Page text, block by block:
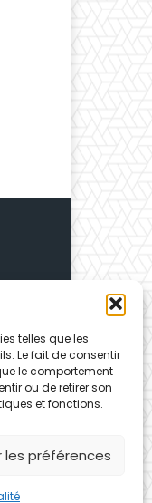
telles que les
Le fait de consentir
le comportement
ou de retirer son
et fonctions.
les préférences